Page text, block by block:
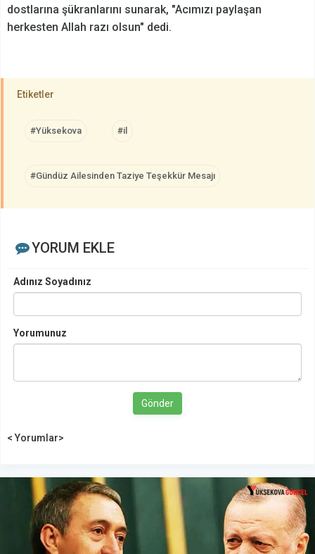
dostlarına şükranlarını sunarak, "Acımızı paylaşan
herkesten Allah razı olsun" dedi.
Etiketler
#Yüksekova #il
#Gündüz Ailesinden Taziye Teşekkür Mesajı
YORUM EKLE
Adınız Soyadınız
Yorumunuz
Gönder
< Yorumlar>